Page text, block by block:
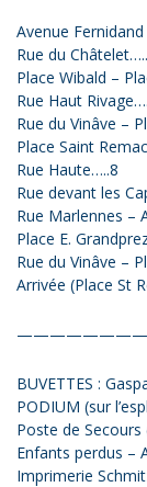
Avenue
Rue du
Place Wibald –
Rue Haut
Rue du Vinâve –
Place Saint
Rue Haute…..8
Rue devant les
Rue Marlennes –
Place E.
Rue du Vinâve –
Arrivée (Place St
BUVETTES :
PODIUM (sur
Poste de Secours
Enfants perdus –
Imprimerie